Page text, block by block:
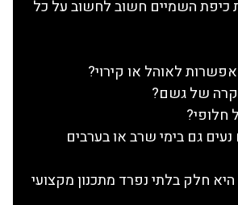
כיפת השמיים חשוב לחשוב על כל
לאוהל או קירוי?
של גשם?
חלופי?
גם בימי שרב או בערבים
היא חלק בלתי נפרד מתכנון מקצועי